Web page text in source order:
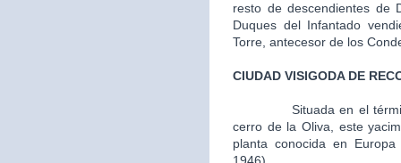
resto de descendientes de
Duques del Infantado
Torre, antecesor de los
CIUDAD VISIGODA DE
Situada en el
cerro de la Oliva, este
planta conocida en